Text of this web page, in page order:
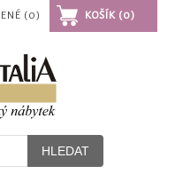
(0) KOŠÍK (0)